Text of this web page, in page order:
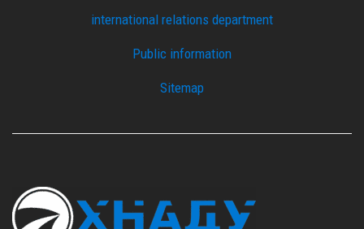
international relations department
Public information
Sitemap